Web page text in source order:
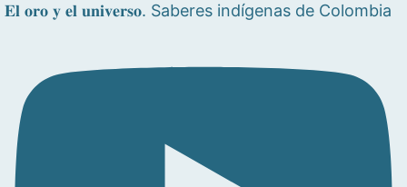
𝐄𝐥 𝐨𝐫𝐨 𝐲 𝐞𝐥 𝐮𝐧𝐢𝐯𝐞𝐫𝐬𝐨. Saberes indígenas de Colombia